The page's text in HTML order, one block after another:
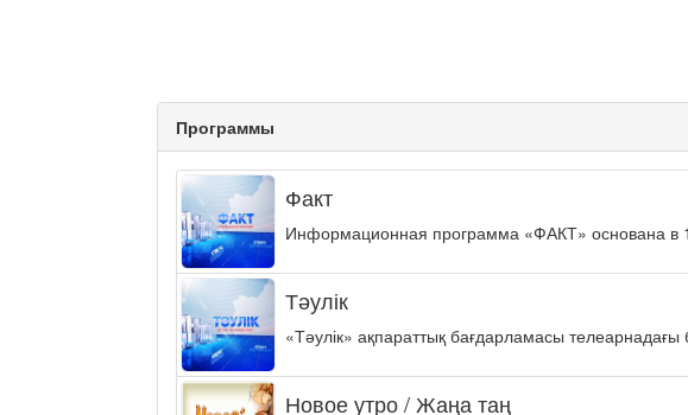
Программы
Факт
Информационная программа «ФАКТ» основана в
Тәулік
«Тәулік» ақпараттық бағдарламасы
Новое утро / Жаңа таң